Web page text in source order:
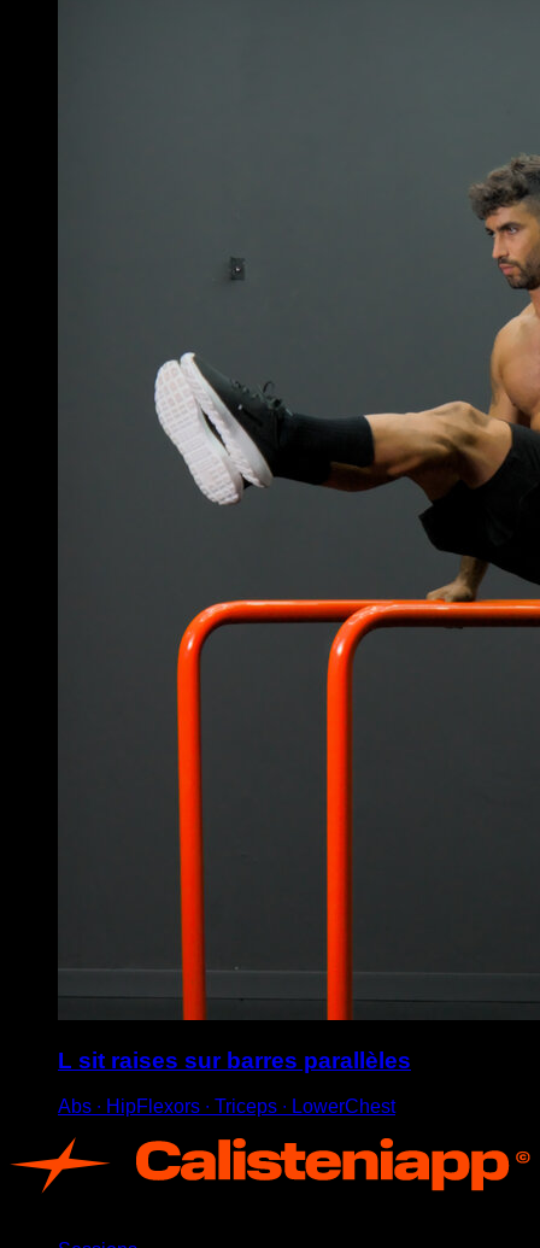
L sit raises sur barres parallèles
Abs ∙ HipFlexors ∙ Triceps ∙ LowerChest